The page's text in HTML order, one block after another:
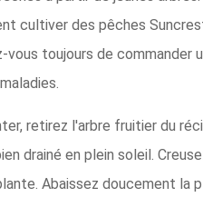
cultiver des pêches
vous toujours de
retirez l'arbre fruitier du
drainé en plein soleil.
Abaissez doucement la